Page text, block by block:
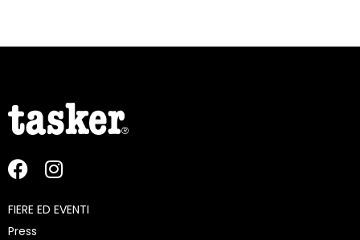
FIERE ED EVENTI
Press